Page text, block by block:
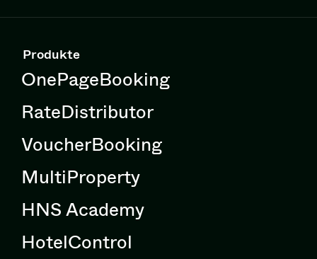
Produkte
OnePageBooking
RateDistributor
VoucherBooking
MultiProperty
HNS Academy
HotelControl